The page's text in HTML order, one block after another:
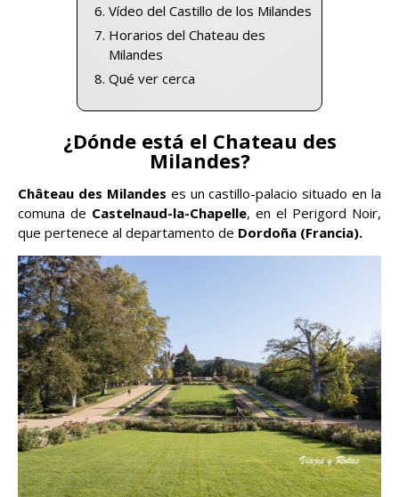
Vídeo del Castillo de los Milandes
Horarios del Chateau des
Milandes
Qué ver cerca
¿Dónde está el Chateau des
Milandes?
Château des Milandes es un castillo-palacio situado en la
comuna de Castelnaud-la-Chapelle, en el Perigord Noir,
que pertenece al departamento de Dordoña (Francia).